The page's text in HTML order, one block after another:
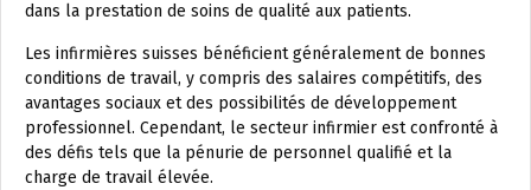
dans la prestation de soins de qualité aux patients.
Les infirmières suisses bénéficient généralement de bonnes
conditions de travail, y compris des salaires compétitifs, des
avantages sociaux et des possibilités de développement
professionnel. Cependant, le secteur infirmier est confronté à
des défis tels que la pénurie de personnel qualifié et la
charge de travail élevée.